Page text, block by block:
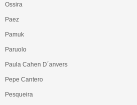
Ossira
Paez
Pamuk
Paruolo
Paula Cahen D´anvers
Pepe Cantero
Pesqueira